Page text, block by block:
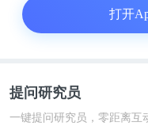
聊了半小时。从
到Google出了什么
但是管理这两个字？
打开
提问研究员
一键提问研究员，零距离互